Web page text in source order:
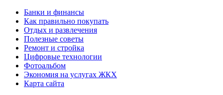
Основное
меню
Банки и финансы
Как правильно покупать
Отдых и развлечения
Полезные советы
Ремонт и стройка
Цифровые технологии
Фотоальбом
Экономия на услугах ЖКХ
Карта сайта